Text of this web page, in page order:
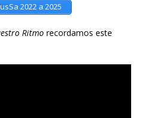
2022 a 2025
Ritmo recordamos este